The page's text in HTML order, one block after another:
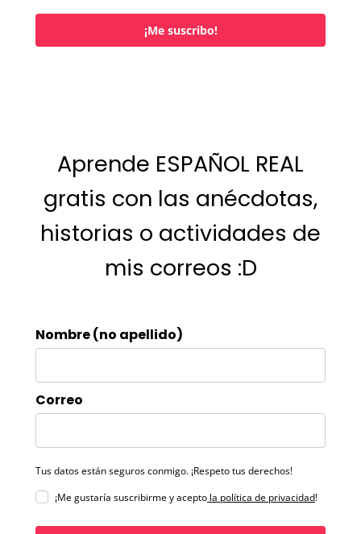
¡Me suscribo!
Aprende ESPAÑOL REAL
gratis con las anécdotas,
historias o actividades de
mis correos :D
Nombre (no apellido)
Correo
Tus datos están seguros conmigo. ¡Respeto tus derechos!
¡Me gustaría suscribirme y acepto la política de privacidad!